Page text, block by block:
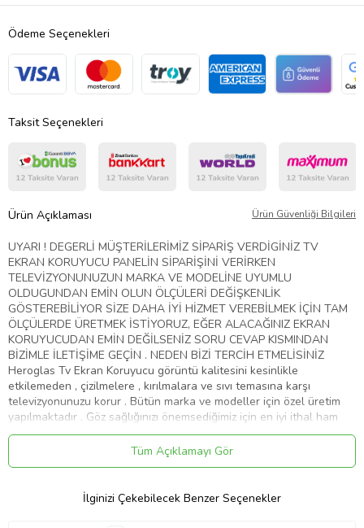
Ödeme Seçenekleri
Taksit Seçenekleri
Ürün Açıklaması Ürün Güvenliği Bilgileri
UYARI ! DEGERLİ MÜŞTERİLERİMİZ SİPARİŞ VERDİGİNİZ TV
EKRAN KORUYUCU PANELİN SİPARİŞİNİ VERİRKEN
TELEVİZYONUNUZUN MARKA VE MODELİNE UYUMLU
OLDUGUNDAN EMİN OLUN ÖLÇÜLERİ DEĞİŞKENLİK
GÖSTEREBİLİYOR SİZE DAHA İYİ HİZMET VEREBİLMEK İÇİN TAM
ÖLÇÜLERDE ÜRETMEK İSTİYORUZ, EĞER ALACAĞINIZ EKRAN
KORUYUCUDAN EMİN DEĞİLSENİZ SORU CEVAP KISMINDAN
BİZİMLE İLETİŞİME GEÇİN . NEDEN BİZİ TERCİH ETMELİSİNİZ
Heroglas Tv Ekran Koruyucu görüntü kalitesini kesinlikle
etkilemeden , çizilmelere , kırılmalara ve sıvı temasına karşı
televizyonunuzu korur . Bütün marka ve modeller için özel üretim
yapılmaktadır . Göz sağlığınızı önemsediğimiz için en iyi ithal ham
maddeyi kullanıyoruz .Ekranınızın yıllar sonra dahi ilk gün ki gibi
kalmasını sağlar Ürünlerimiz görüntü , solma ve sararma kaybına
karşı 10 yıl garanti kapsamındadır . Full HD 4K - 8K ve tüm TV' ler
%100 şeffaflığa sahiptir. Televizyon ekranından 10 kat daha
sağlamdır . Cam gibi keskin değildir.Size ve çoçuklarınıza zarar
Tüm Açıklamayı Gör
İlginizi Çekebilecek Benzer Seçenekler